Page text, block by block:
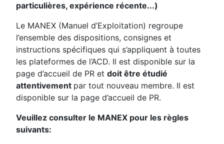
particulières, expérience récente...)
Le MANEX (Manuel d’Exploitation) regroupe
l’ensemble des dispositions, consignes et
instructions spécifiques qui s’appliquent à toutes
les plateformes de l’ACD. Il est disponible sur la
page d’accueil de PR et doit être étudié
attentivement par tout nouveau membre. Il est
disponible sur la page d’accueil de PR.
Veuillez consulter le MANEX pour les règles
suivants: